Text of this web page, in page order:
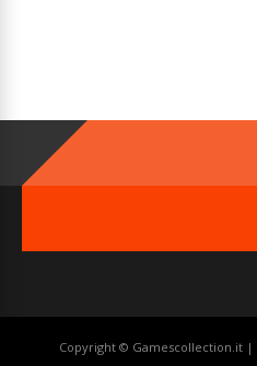
Copyright © Gamescollection.it |